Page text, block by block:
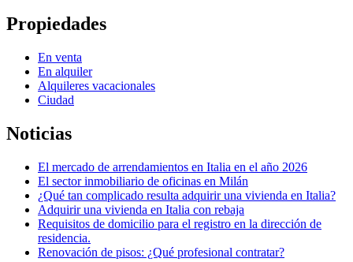
Propiedades
En venta
En alquiler
Alquileres vacacionales
Ciudad
Noticias
El mercado de arrendamientos en Italia en el año 2026
El sector inmobiliario de oficinas en Milán
¿Qué tan complicado resulta adquirir una vivienda en Italia?
Adquirir una vivienda en Italia con rebaja
Requisitos de domicilio para el registro en la dirección de
residencia.
Renovación de pisos: ¿Qué profesional contratar?